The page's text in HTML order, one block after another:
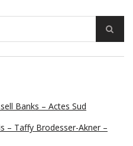
Banks – Actes Sud
– Taffy Brodesser-Akner –